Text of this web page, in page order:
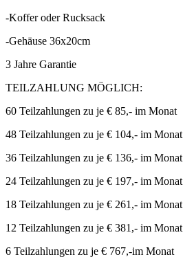
-Koffer oder Rucksack
-Gehäuse 36x20cm
3 Jahre Garantie
TEILZAHLUNG MÖGLICH:
60 Teilzahlungen zu je € 85,- im Monat
48 Teilzahlungen zu je € 104,- im Monat
36 Teilzahlungen zu je € 136,- im Monat
24 Teilzahlungen zu je € 197,- im Monat
18 Teilzahlungen zu je € 261,- im Monat
12 Teilzahlungen zu je € 381,- im Monat
6 Teilzahlungen zu je € 767,-im Monat